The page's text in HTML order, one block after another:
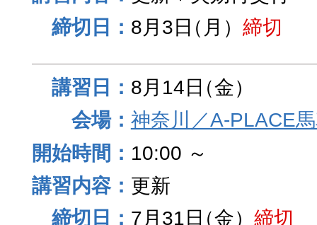
8月3日（月） 締切
8月14日（金）
神奈川／A-PLACE
10:00 ～
更新
7月31日（金） 締切